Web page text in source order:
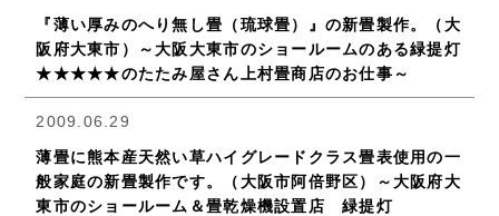
『薄い厚みのへり無し畳（琉球畳）』の新畳製作。（大
阪府大東市）～大阪大東市のショールームのある緑提灯
★★★★★のたたみ屋さん上村畳商店のお仕事～
2009.06.29
薄畳に熊本産天然い草ハイグレードクラス畳表使用の一
般家庭の新畳製作です。（大阪市阿倍野区）～大阪府大
東市のショールーム＆畳乾燥機設置店 緑提灯